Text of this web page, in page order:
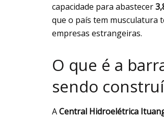
capacidade para abastecer
que o país tem musculatura
empresas estrangeiras.
O que é a
sendo
ACentral Hidroelétrica